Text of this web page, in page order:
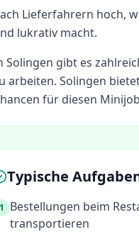
Lieferfahrern hoch,
lukrativ macht.
Solingen gibt es
arbeiten. Solingen
für diesen
Typische
1
Bestellungen beim
transportieren